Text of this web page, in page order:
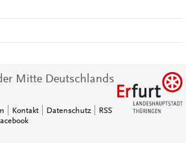
Mitte Deutschlands
Kontakt Datenschutz
RSS